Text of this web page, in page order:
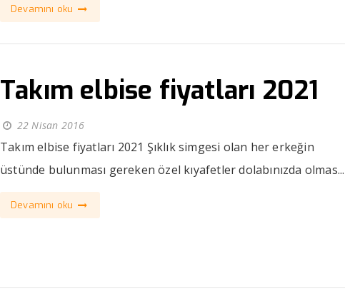
Devamını oku
Takım elbise fiyatları 2021
22 Nisan 2016
Takım elbise fiyatları 2021 Şıklık simgesi olan her erkeğin
üstünde bulunması gereken özel kıyafetler dolabınızda olmas...
Devamını oku